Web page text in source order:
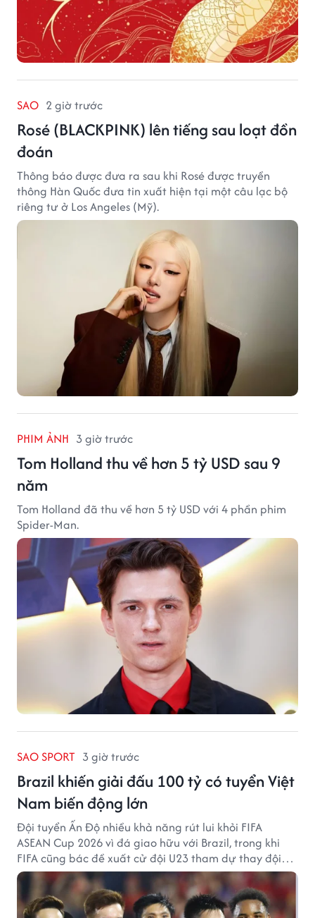
SAO 2 giờ trước
Rosé (BLACKPINK) lên tiếng sau loạt đồn
đoán
Thông báo được đưa ra sau khi Rosé được truyền
thông Hàn Quốc đưa tin xuất hiện tại một câu lạc bộ
riêng tư ở Los Angeles (Mỹ).
PHIM ẢNH 3 giờ trước
Tom Holland thu về hơn 5 tỷ USD sau 9
năm
Tom Holland đã thu về hơn 5 tỷ USD với 4 phần phim
Spider-Man.
SAO SPORT 3 giờ trước
Brazil khiến giải đấu 100 tỷ có tuyển Việt
Nam biến động lớn
Đội tuyển Ấn Độ nhiều khả năng rút lui khỏi FIFA
ASEAN Cup 2026 vì đá giao hữu với Brazil, trong khi
FIFA cũng bác đề xuất cử đội U23 tham dự thay đội
tuyển quốc gia.